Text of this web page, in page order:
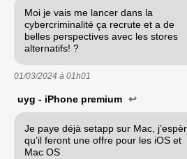
Moi je vais me lancer dans la
cybercriminalité ça recrute et a de
belles perspectives avec les stores
alternatifs! ?
01/03/2024 à 01h01
uyg - iPhone premium ↩
Je paye déjà setapp sur Mac,
qu’il feront une offre pour les iOS et
Mac OS